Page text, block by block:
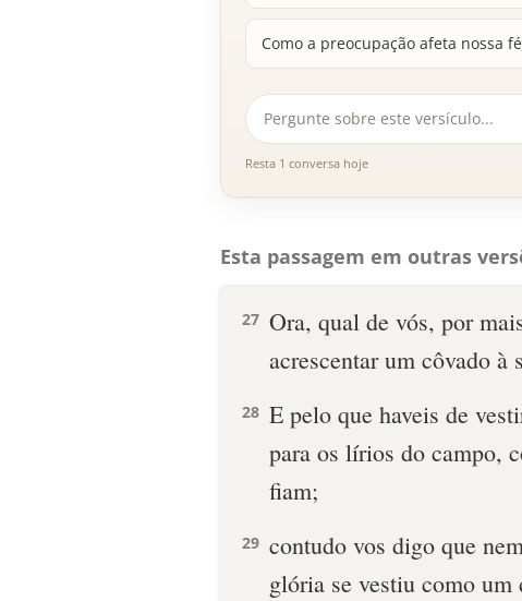
Como a preocupação afeta nossa
Resta 1 conversa hoje
Esta passagem em outras
27 Ora, qual de vós, por
acrescentar um côvado à
28 E pelo que haveis de
para os lírios do campo,
fiam;
29 contudo vos digo que
glória se vestiu como um